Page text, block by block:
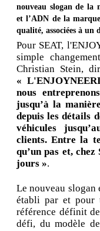
nouveau slogan de la
et l’ADN de la
qualité, associées à un
Pour SEAT,
simple
Christian Stein,
«
nous
jusqu’à la
depuis les détails
véhicules
clients. Entre la
qu’un pas et,
jours ».
Le nouveau slogan
établi par et pour
référence définit
défi, du modèle